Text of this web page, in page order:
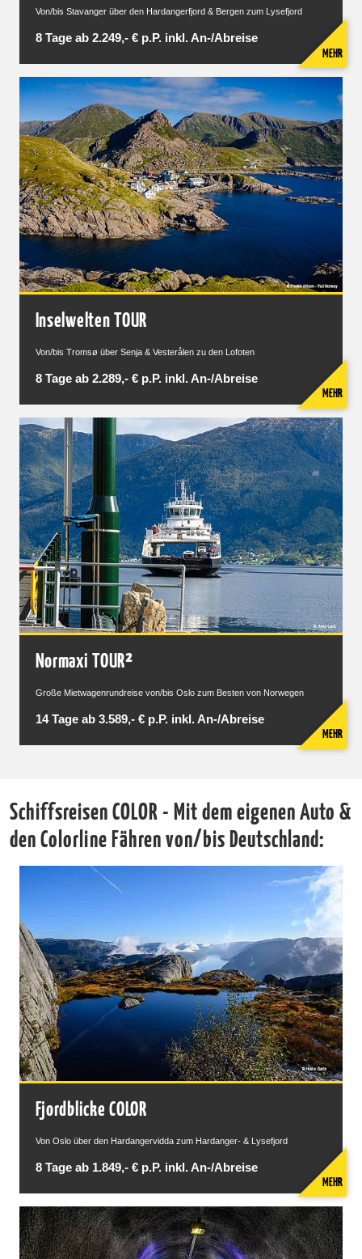
Von/bis Stavanger über den Hardangerfjord & Bergen zum Lysefjord
8 Tage ab 2.249,- € p.P. inkl. An-/Abreise
MEHR
Inselwelten TOUR
Von/bis Tromsø über Senja & Vesterålen zu den Lofoten
8 Tage ab 2.289,- € p.P. inkl. An-/Abreise
MEHR
Normaxi TOUR²
Große Mietwagenrundreise von/bis Oslo zum Besten von Norwegen
14 Tage ab 3.589,- € p.P. inkl. An-/Abreise
MEHR
Schiffsreisen COLOR - Mit dem eigenen Auto &
den Colorline Fähren von/bis Deutschland:
Fjordblicke COLOR
Von Oslo über den Hardangervidda zum Hardanger- & Lysefjord
8 Tage ab 1.849,- € p.P. inkl. An-/Abreise
MEHR